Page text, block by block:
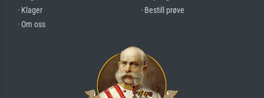
· Klager
· Om oss
· Bestill prøve